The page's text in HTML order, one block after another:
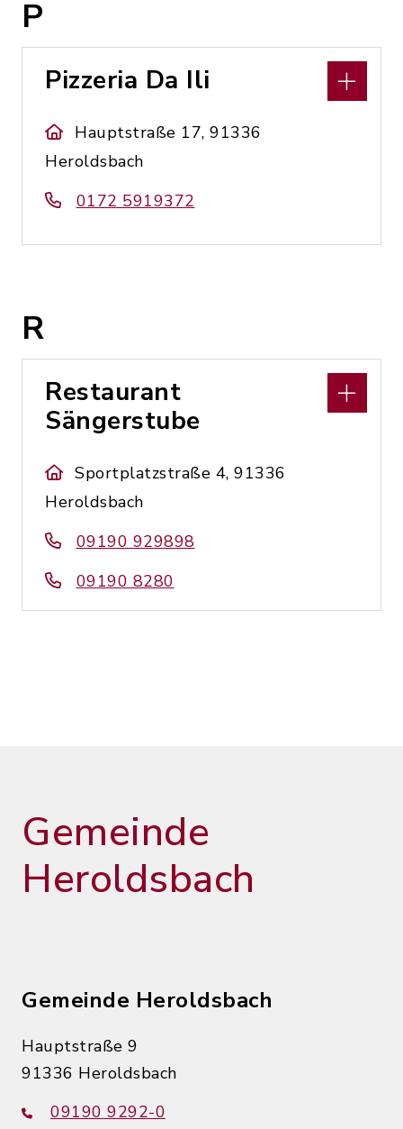
P
Pizzeria Da Ili
Hauptstraße 17, 91336
Heroldsbach
0172 5919372
R
Restaurant
Sängerstube
Sportplatzstraße 4, 91336
Heroldsbach
09190 929898
09190 8280
Gemeinde
Heroldsbach
Gemeinde Heroldsbach
Hauptstraße 9
91336 Heroldsbach
09190 9292-0